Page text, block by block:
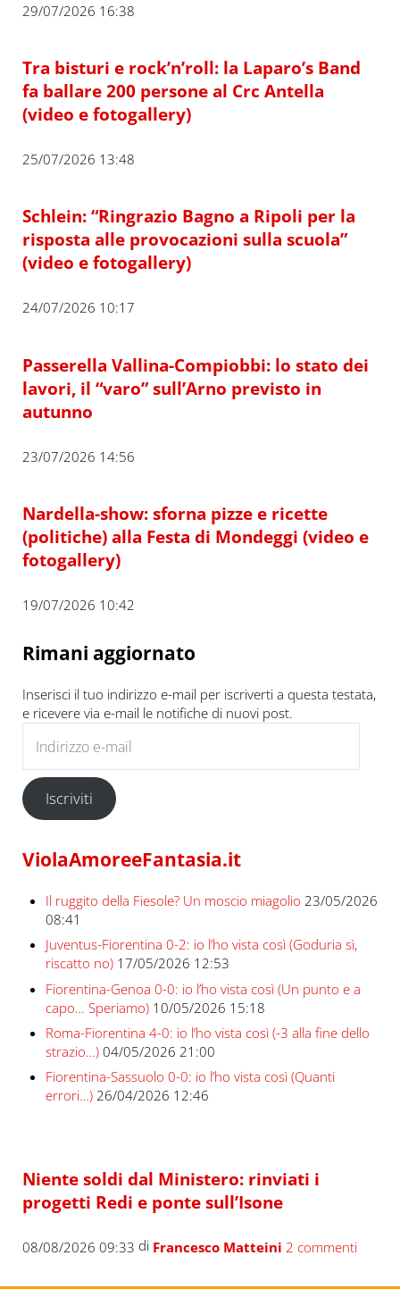
29/07/2026 16:38
Tra bisturi e rock’n’roll: la Laparo’s Band
fa ballare 200 persone al Crc Antella
(video e fotogallery)
25/07/2026 13:48
Schlein: “Ringrazio Bagno a Ripoli per la
risposta alle provocazioni sulla scuola”
(video e fotogallery)
24/07/2026 10:17
Passerella Vallina-Compiobbi: lo stato dei
lavori, il “varo” sull’Arno previsto in
autunno
23/07/2026 14:56
Nardella-show: sforna pizze e ricette
(politiche) alla Festa di Mondeggi (video e
fotogallery)
19/07/2026 10:42
Rimani aggiornato
Inserisci il tuo indirizzo e-mail per iscriverti a questa testata,
e ricevere via e-mail le notifiche di nuovi post.
Iscriviti
ViolaAmoreeFantasia.it
Il ruggito della Fiesole? Un moscio miagolio 23/05/2026
08:41
Juventus-Fiorentina 0-2: io l’ho vista così (Goduria sì,
riscatto no) 17/05/2026 12:53
Fiorentina-Genoa 0-0: io l’ho vista così (Un punto e a
capo… Speriamo) 10/05/2026 15:18
Roma-Fiorentina 4-0: io l’ho vista così (-3 alla fine dello
strazio…) 04/05/2026 21:00
Fiorentina-Sassuolo 0-0: io l’ho vista così (Quanti
errori…) 26/04/2026 12:46
Niente soldi dal Ministero: rinviati i
progetti Redi e ponte sull’Isone
08/08/2026 09:33 di Francesco Matteini 2 commenti